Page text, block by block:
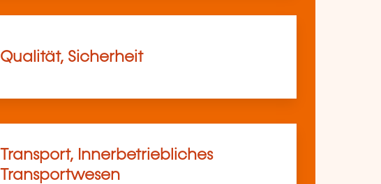
Qualität, Sicherheit
Transport, Innerbetriebliches
Transportwesen